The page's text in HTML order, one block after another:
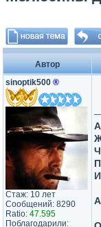
Автор
sinoptik500 ®
Стаж: 10 лет
Сообщений: 8290
Ratio: 47.595
Поблагодарили: